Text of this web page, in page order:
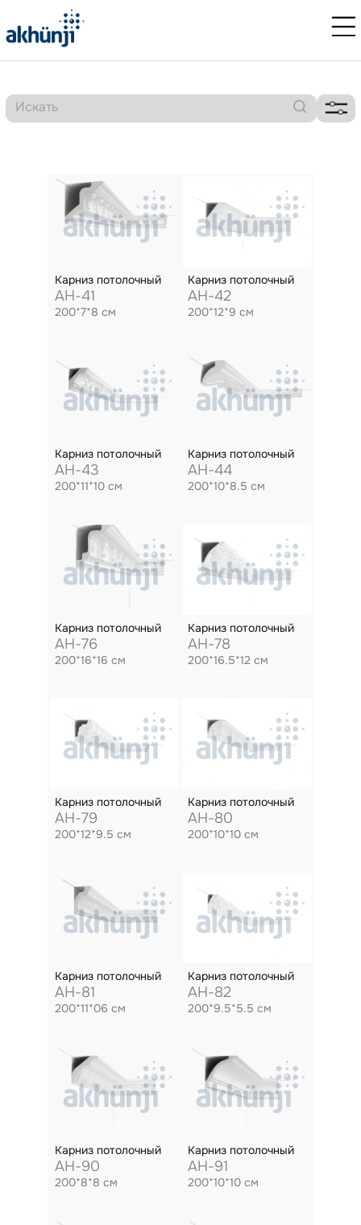
Карниз потолочный
AH-41
200*7*8 см
Карниз потолочный
AH-42
200*12*9 см
Карниз потолочный
AH-43
200*11*10 см
Карниз потолочный
AH-44
200*10*8.5 см
Карниз потолочный
AH-76
200*16*16 см
Карниз потолочный
AH-78
200*16.5*12 см
Карниз потолочный
AH-79
200*12*9.5 см
Карниз потолочный
AH-80
200*10*10 см
Карниз потолочный
AH-81
200*11*06 см
Карниз потолочный
AH-82
200*9.5*5.5 см
Карниз потолочный
AH-90
200*8*8 см
Карниз потолочный
AH-91
200*10*10 см